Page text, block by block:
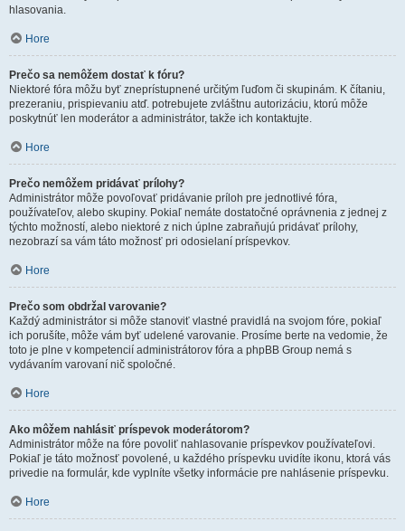
hlasovania.
Hore
Prečo sa nemôžem dostať k fóru?
Niektoré fóra môžu byť zneprístupnené určitým ľuďom či skupinám. K čítaniu,
prezeraniu, prispievaniu atď. potrebujete zvláštnu autorizáciu, ktorú môže
poskytnúť len moderátor a administrátor, takže ich kontaktujte.
Hore
Prečo nemôžem pridávať prílohy?
Administrátor môže povoľovať pridávanie príloh pre jednotlivé fóra,
používateľov, alebo skupiny. Pokiaľ nemáte dostatočné oprávnenia z jednej z
týchto možností, alebo niektoré z nich úplne zabraňujú pridávať prílohy,
nezobrazí sa vám táto možnosť pri odosielaní príspevkov.
Hore
Prečo som obdržal varovanie?
Každý administrátor si môže stanoviť vlastné pravidlá na svojom fóre, pokiaľ
ich porušíte, môže vám byť udelené varovanie. Prosíme berte na vedomie, že
toto je plne v kompetencií administrátorov fóra a phpBB Group nemá s
vydávaním varovaní nič spoločné.
Hore
Ako môžem nahlásiť príspevok moderátorom?
Administrátor môže na fóre povoliť nahlasovanie príspevkov používateľovi.
Pokiaľ je táto možnosť povolené, u každého príspevku uvidíte ikonu, ktorá vás
privedie na formulár, kde vyplníte všetky informácie pre nahlásenie príspevku.
Hore